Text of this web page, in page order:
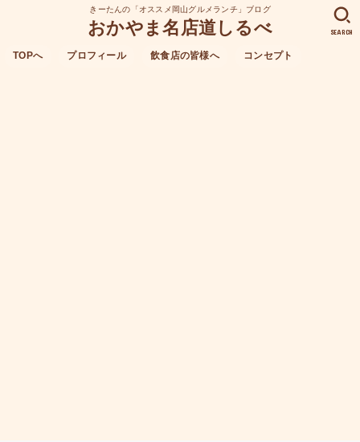
きーたんの「オススメ岡山グルメランチ」ブログ
おかやま名店道しるべ
TOPへ プロフィール 飲食店の皆様へ コンセプト
SEARCH